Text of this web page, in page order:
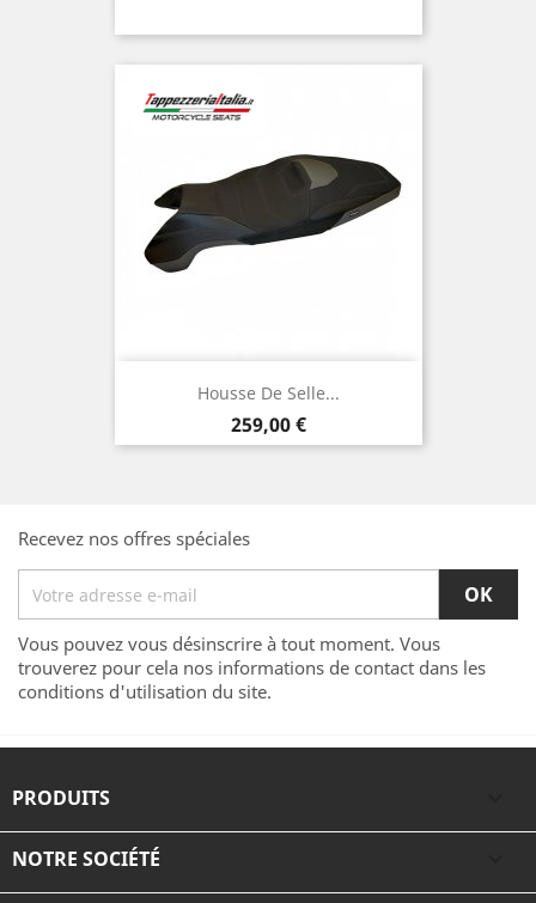
Housse De Selle...
Prix
259,00 €
Recevez nos offres spéciales
Vous pouvez vous désinscrire à tout moment. Vous
trouverez pour cela nos informations de contact dans les
conditions d'utilisation du site.
PRODUITS
NOTRE SOCIÉTÉ